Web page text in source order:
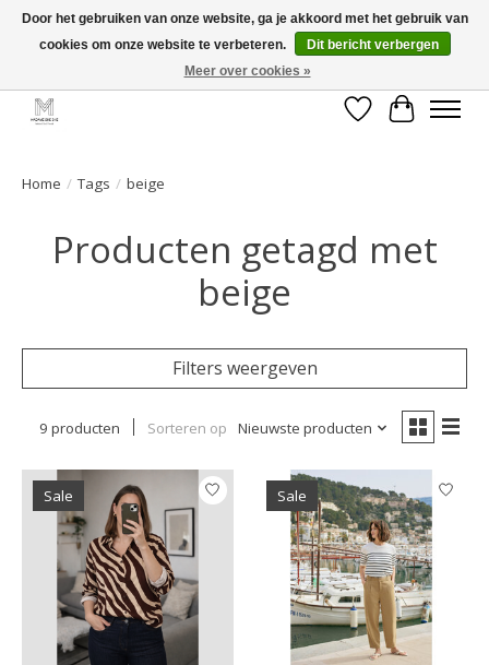
GRATIS verzending vanaf €50 voor BE - €75 voor NL - After pay mogelijk!
Verlanglijst
Home / Tags / beige
Producten getagd met
beige
Filters weergeven
9 producten Sorteren op Nieuwste producten
Sale Sale
Door het gebruiken van onze website, ga je akkoord met het gebruik van
cookies om onze website te verbeteren.
Dit bericht verbergen
Meer over cookies »